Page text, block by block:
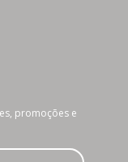
promoções e